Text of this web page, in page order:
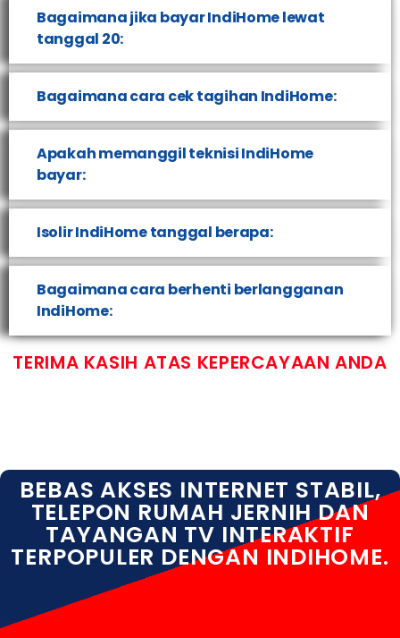
Bagaimana jika bayar IndiHome lewat
tanggal 20:
Bagaimana cara cek tagihan IndiHome:
Apakah memanggil teknisi IndiHome
bayar:
Isolir IndiHome tanggal berapa:
Bagaimana cara berhenti berlangganan
IndiHome:
TERIMA KASIH ATAS KEPERCAYAAN ANDA
BEBAS AKSES INTERNET STABIL,
TELEPON RUMAH JERNIH DAN
TAYANGAN TV INTERAKTIF
TERPOPULER DENGAN INDIHOME.